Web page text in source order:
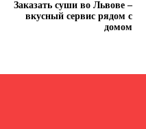
Заказать суши во Львове –
вкусный сервис рядом с
домом